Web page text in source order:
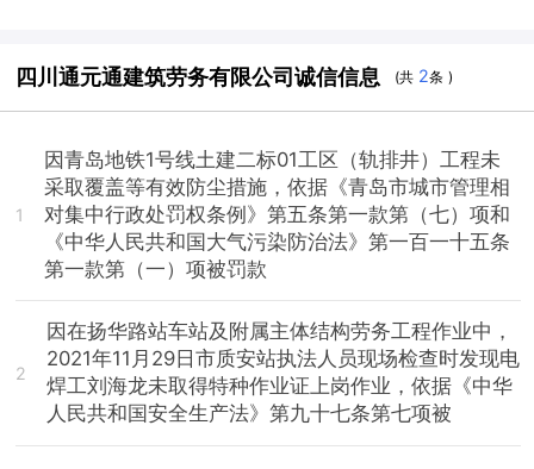
四川通元通建筑劳务有限公司诚信信息 (共 2条 )
1
因青岛地铁1号线土建二标01工区（轨排井）工程未
采取覆盖等有效防尘措施，依据《青岛市城市管理相
对集中行政处罚权条例》第五条第一款第（七）项和
《中华人民共和国大气污染防治法》第一百一十五条
第一款第（一）项被罚款
2
因在扬华路站车站及附属主体结构劳务工程作业中，
2021年11月29日市质安站执法人员现场检查时发现电
焊工刘海龙未取得特种作业证上岗作业，依据《中华
人民共和国安全生产法》第九十七条第七项被